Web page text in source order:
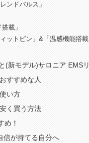
ンドパルス」
載」
ットピン」&「温感機能搭載
(新モデル)サロニア EMS
すすめな人
い方
く買う方法
め！
信が持てる自分へ